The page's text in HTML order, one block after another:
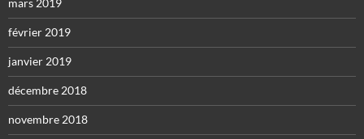
février 2019
janvier 2019
décembre 2018
novembre 2018